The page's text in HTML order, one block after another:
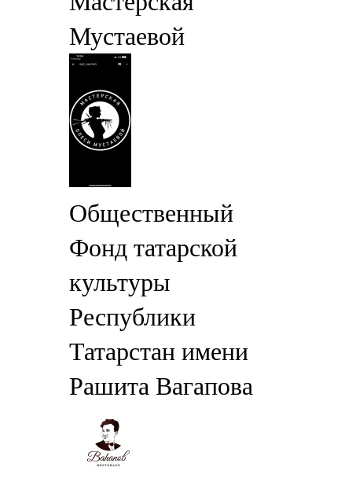
Мустаевой
Общественный
Фонд татарской
культуры
Республики
Татарстан имени
Рашита Вагапова